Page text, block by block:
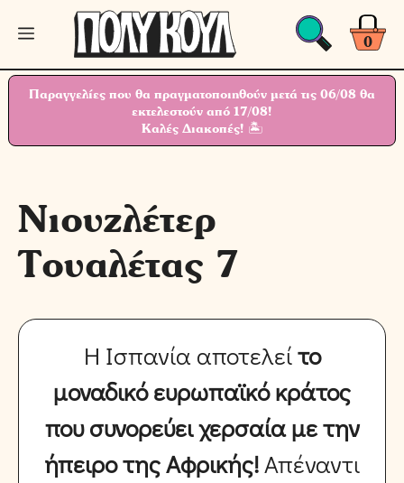
Μετάβαση
περιεχόμενο
0
Μενού
Παραγγελίες που θα πραγματοποιηθούν μετά τις 06/08 θα
εκτελεστούν από 17/08!
Καλές Διακοπές! 🏝
Νιουζλέτερ
Τουαλέτας 7
Η Ισπανία αποτελείτο
μοναδικό ευρωπαϊκό κράτος
που συνορεύει χερσαία με την
ήπειρο της Αφρικής!Απέναντι